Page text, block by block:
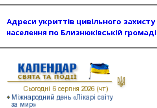
Адреси укриттів цивільного захисту
населення по Близнюківській громаді